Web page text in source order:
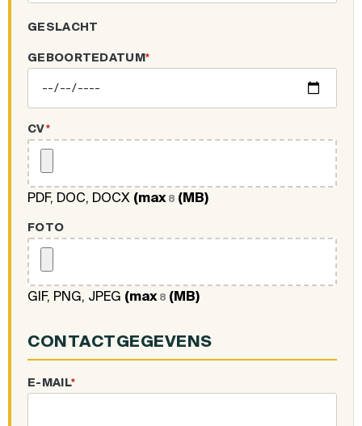
GESLACHT
GEBOORTEDATUM*
CV*
PDF, DOC, DOCX (max 8 (MB)
FOTO
GIF, PNG, JPEG (max 8 (MB)
CONTACTGEGEVENS
E-MAIL*